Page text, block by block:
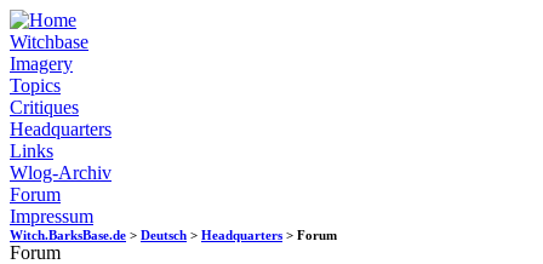
Witchbase
Imagery
Topics
Critiques
Headquarters
Links
Wlog-Archiv
Forum
Impressum
Witch.BarksBase.de > Deutsch > Headquarters > Forum
Forum